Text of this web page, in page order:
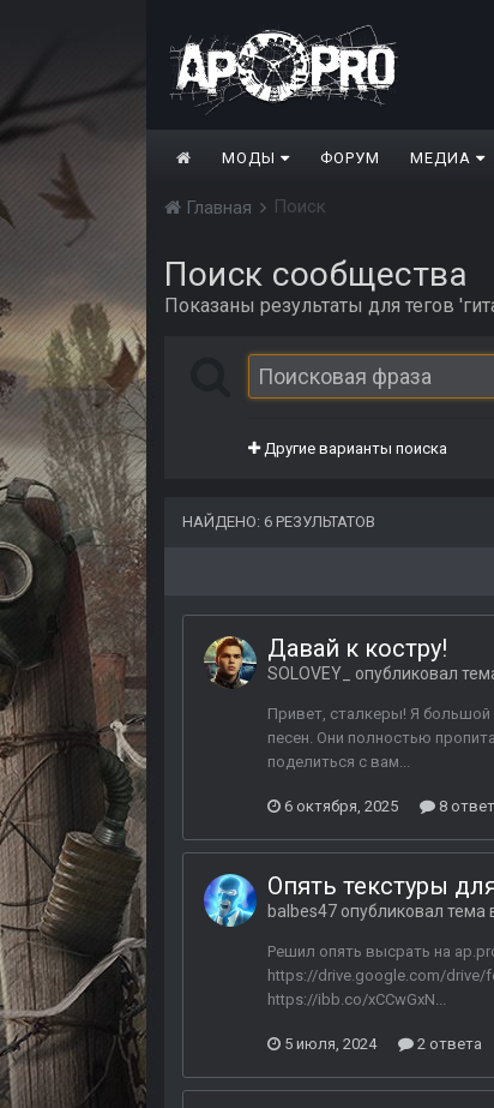
МОДЫ ФОРУМ МЕДИА
Главная Поиск
Поиск сообщества
Показаны результаты для тегов
Другие варианты поиска
НАЙДЕНО: 6 РЕЗУЛЬТАТОВ
Давай к костру!
SOLOVEY_ опубликовал
Привет, сталкеры! Я большой
песен. Они полностью
поделиться с вам...
6 октября, 2025 8
Опять текстуры
balbes47 опубликовал тема
Решил опять высрать на
https://drive.google.com/drive/
https://ibb.co/xCCwGxN...
5 июля, 2024 2 ответа